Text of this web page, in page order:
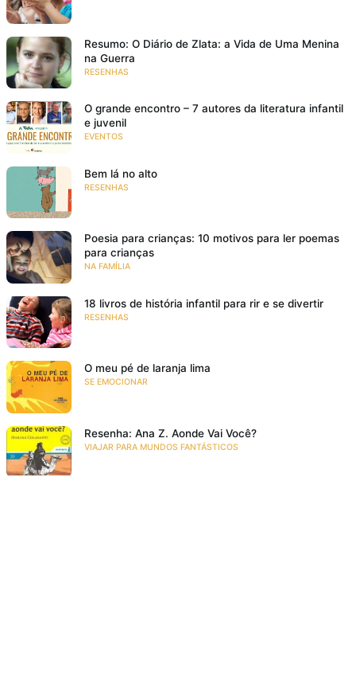
Resumo: O Diário de Zlata: a Vida de Uma Menina
na Guerra
RESENHAS
O grande encontro – 7 autores da literatura infantil
e juvenil
EVENTOS
Bem lá no alto
RESENHAS
Poesia para crianças: 10 motivos para ler poemas
para crianças
NA FAMÍLIA
18 livros de história infantil para rir e se divertir
RESENHAS
O meu pé de laranja lima
SE EMOCIONAR
Resenha: Ana Z. Aonde Vai Você?
VIAJAR PARA MUNDOS FANTÁSTICOS